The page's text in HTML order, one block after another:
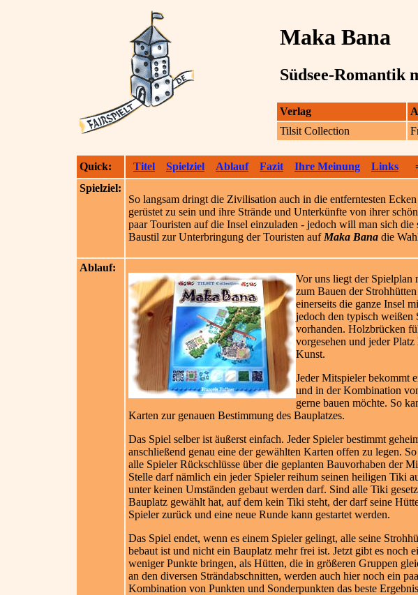
Maka Bana
Südsee-Romantik
Verlag
Tilsit Collection
Quick: Titel Spielziel Ablauf Fazit Ihre Meinung Links
Spielziel:
So langsam dringt die Zivilisation auch in die entferntesten
gerüstet zu sein und ihre Strände und Unterkünfte von ihrer
paar Touristen auf die Insel einzuladen - jedoch will man sich
Baustil zur Unterbringung der Touristen auf Maka Bana die
Ablauf:
Vor uns liegt der Spielplan
zum Bauen der
einerseits die ganze Insel
jedoch den typisch weißen
vorhanden. Holzbrücken
vorgesehen und jeder
Kunst.
Jeder Mitspieler bekommt
und in der Kombination
gerne bauen möchte. So
Karten zur genauen Bestimmung des Bauplatzes.
Das Spiel selber ist äußerst einfach. Jeder Spieler bestimmt
anschließend genau eine der gewählten Karten offen zu legen.
alle Spieler Rückschlüsse über die geplanten Bauvorhaben der
Stelle darf nämlich ein jeder Spieler reihum seinen heiligen Tiki
unter keinen Umständen gebaut werden darf. Sind alle Tiki
Bauplatz gewählt hat, auf dem kein Tiki steht, der darf seine
Spieler zurück und eine neue Runde kann gestartet werden.
Das Spiel endet, wenn es einem Spieler gelingt, alle seine
bebaut ist und nicht ein Bauplatz mehr frei ist. Jetzt gibt es noch
weniger Punkte bringen, als Hütten, die in größeren Gruppen
an den diversen Strändabschnitten, werden auch hier noch ein
Kombination von Punkten und Sonderpunkten das beste